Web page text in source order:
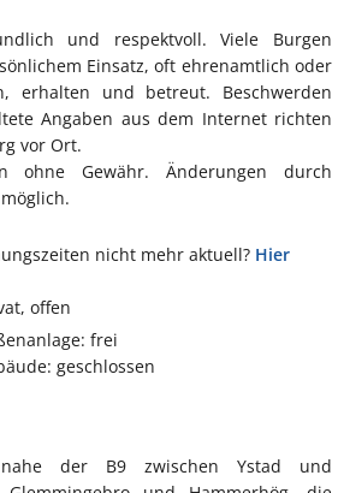
und respektvoll. Viele Burgen
Einsatz, oft ehrenamtlich oder
erhalten und betreut. Beschwerden
Angaben aus dem Internet richten
vor Ort.
ohne Gewähr. Änderungen durch
nicht mehr aktuell? Hier
offen
frei
geschlossen
der B9 zwischen Ystad und